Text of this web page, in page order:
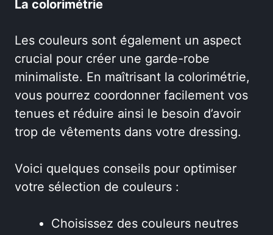
La colorimétrie
Les couleurs sont également un aspect
crucial pour créer une garde-robe
minimaliste. En maîtrisant la colorimétrie,
vous pourrez coordonner facilement vos
tenues et réduire ainsi le besoin d’avoir
trop de vêtements dans votre dressing.
Voici quelques conseils pour optimiser
votre sélection de couleurs :
Choisissez des couleurs neutres